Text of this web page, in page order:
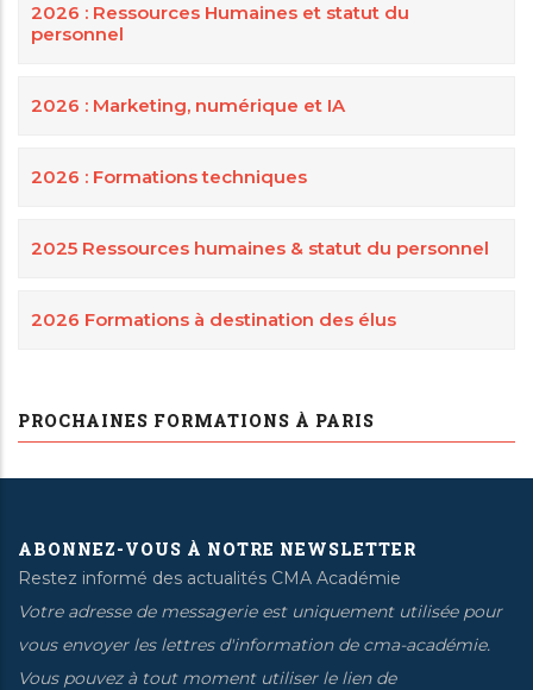
2026 : Ressources Humaines et statut du
personnel
2026 : Marketing, numérique et IA
2026 : Formations techniques
2025 Ressources humaines & statut du personnel
2026 Formations à destination des élus
PROCHAINES FORMATIONS À PARIS
ABONNEZ-VOUS À NOTRE NEWSLETTER
Restez informé des actualités CMA Académie
Votre adresse de messagerie est uniquement utilisée pour
vous envoyer les lettres d'information de cma-académie.
Vous pouvez à tout moment utiliser le lien de